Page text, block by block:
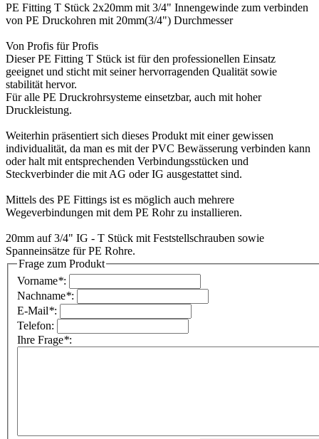
PE Fitting T Stück 2x20mm mit 3/4" Innengewinde zum verbinden
von PE Druckohren mit 20mm(3/4") Durchmesser
Von Profis für Profis
Dieser PE Fitting T Stück ist für den professionellen Einsatz
geeignet und sticht mit seiner hervorragenden Qualität sowie
stabilität hervor.
Für alle PE Druckrohrsysteme einsetzbar, auch mit hoher
Druckleistung.
Weiterhin präsentiert sich dieses Produkt mit einer gewissen
individualität, da man es mit der PVC Bewässerung verbinden kann
oder halt mit entsprechenden Verbindungsstücken und
Steckverbinder die mit AG oder IG ausgestattet sind.
Mittels des PE Fittings ist es möglich auch mehrere
Wegeverbindungen mit dem PE Rohr zu installieren.
20mm auf 3/4" IG - T Stück mit Feststellschrauben sowie
Spanneinsätze für PE Rohre.
Frage zum Produkt
Vorname*:
Nachname*:
E-Mail*:
Telefon:
Ihre Frage*: